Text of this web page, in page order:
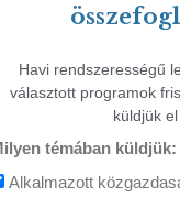
Havi rendszerességű
választott programok
küldjük el
témában küldjük:
Alkalmazott